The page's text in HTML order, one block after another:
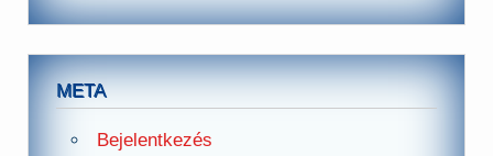
META
Bejelentkezés